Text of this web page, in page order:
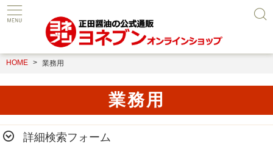
HOME 業務用
業務用
詳細検索フォーム